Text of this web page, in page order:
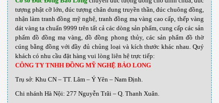
tượng phật cỡ lớn, đúc tượng chân dung truyền thần, đúc chuông đồng,
nhận làm tranh đồng mỹ nghệ, tranh đồng mạ vàng cao cấp, thếp vàng
dát vàng ta chuẩn 9999 trên tất cả các dòng sản phẩm, cung cấp các sản
phẩm đồ đồng mạ vàng, đồ đồng phong thủy, các sản phẩm đồ thờ
cúng bằng đồng với đầy đủ chủng loại và kích thước khác nhau Quý
khách có nhu cầu đặt hàng vui lòng liên hệ trực tiếp:
CÔNG TY TNHH ĐỒNG MỸ NGHỆ BẢO LONG
Trụ sở: Khu CN – TT. Lâm – Ý Yên – Nam Định.
Chi nhánh Hà Nội: 277 Nguyễn Trãi – Q. Thanh Xuân.